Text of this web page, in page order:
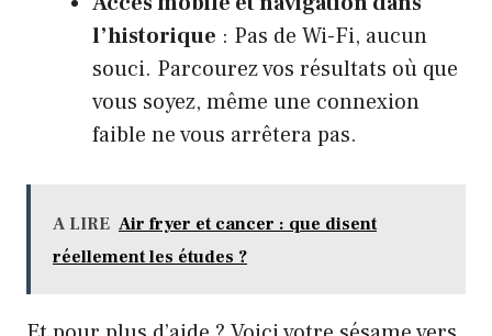
l’historique : Pas de Wi-Fi, aucun
souci. Parcourez vos résultats où que
vous soyez, même une connexion
faible ne vous arrêtera pas.
A LIRE Air fryer et cancer : que disent
réellement les études ?